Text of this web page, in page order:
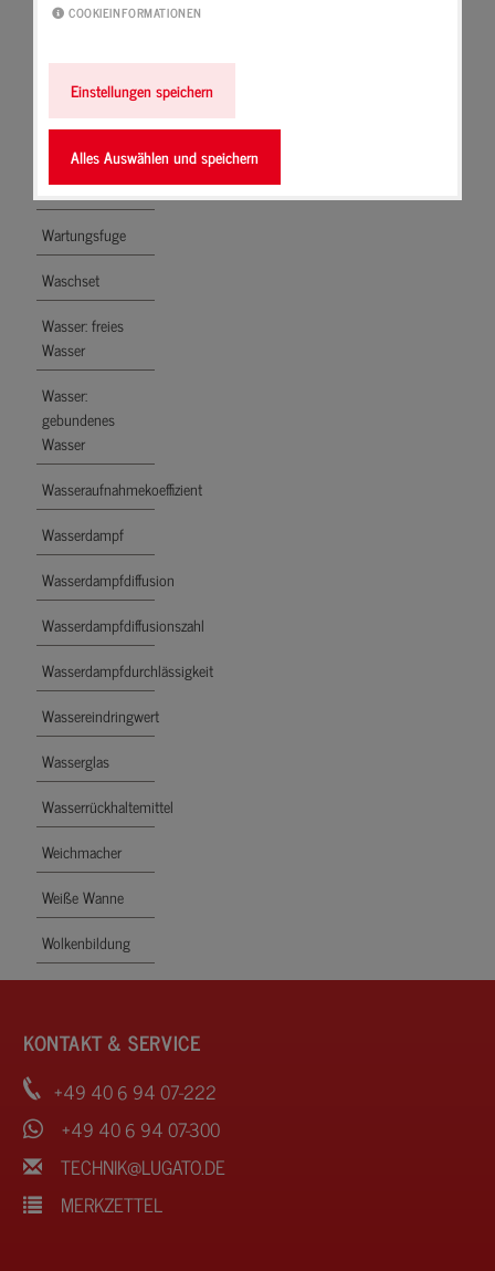
COOKIEINFORMATIONEN
Einstellungen speichern
Alles Auswählen und speichern
von Dichtstoffen
Wärmedämmstoff
Wärmeleitfähigkeit
Wartungsfuge
Waschset
Wasser: freies
Wasser
Wasser:
gebundenes
Wasser
Wasseraufnahmekoeffizient
Wasserdampf
Wasserdampfdiffusion
Wasserdampfdiffusionszahl
Wasserdampfdurchlässigkeit
Wassereindringwert
Wasserglas
Wasserrückhaltemittel
Weichmacher
Weiße Wanne
Wolkenbildung
KONTAKT & SERVICE
+49 40 6 94 07-222
+49 40 6 94 07-300
TECHNIK@LUGATO.DE
MERKZETTEL